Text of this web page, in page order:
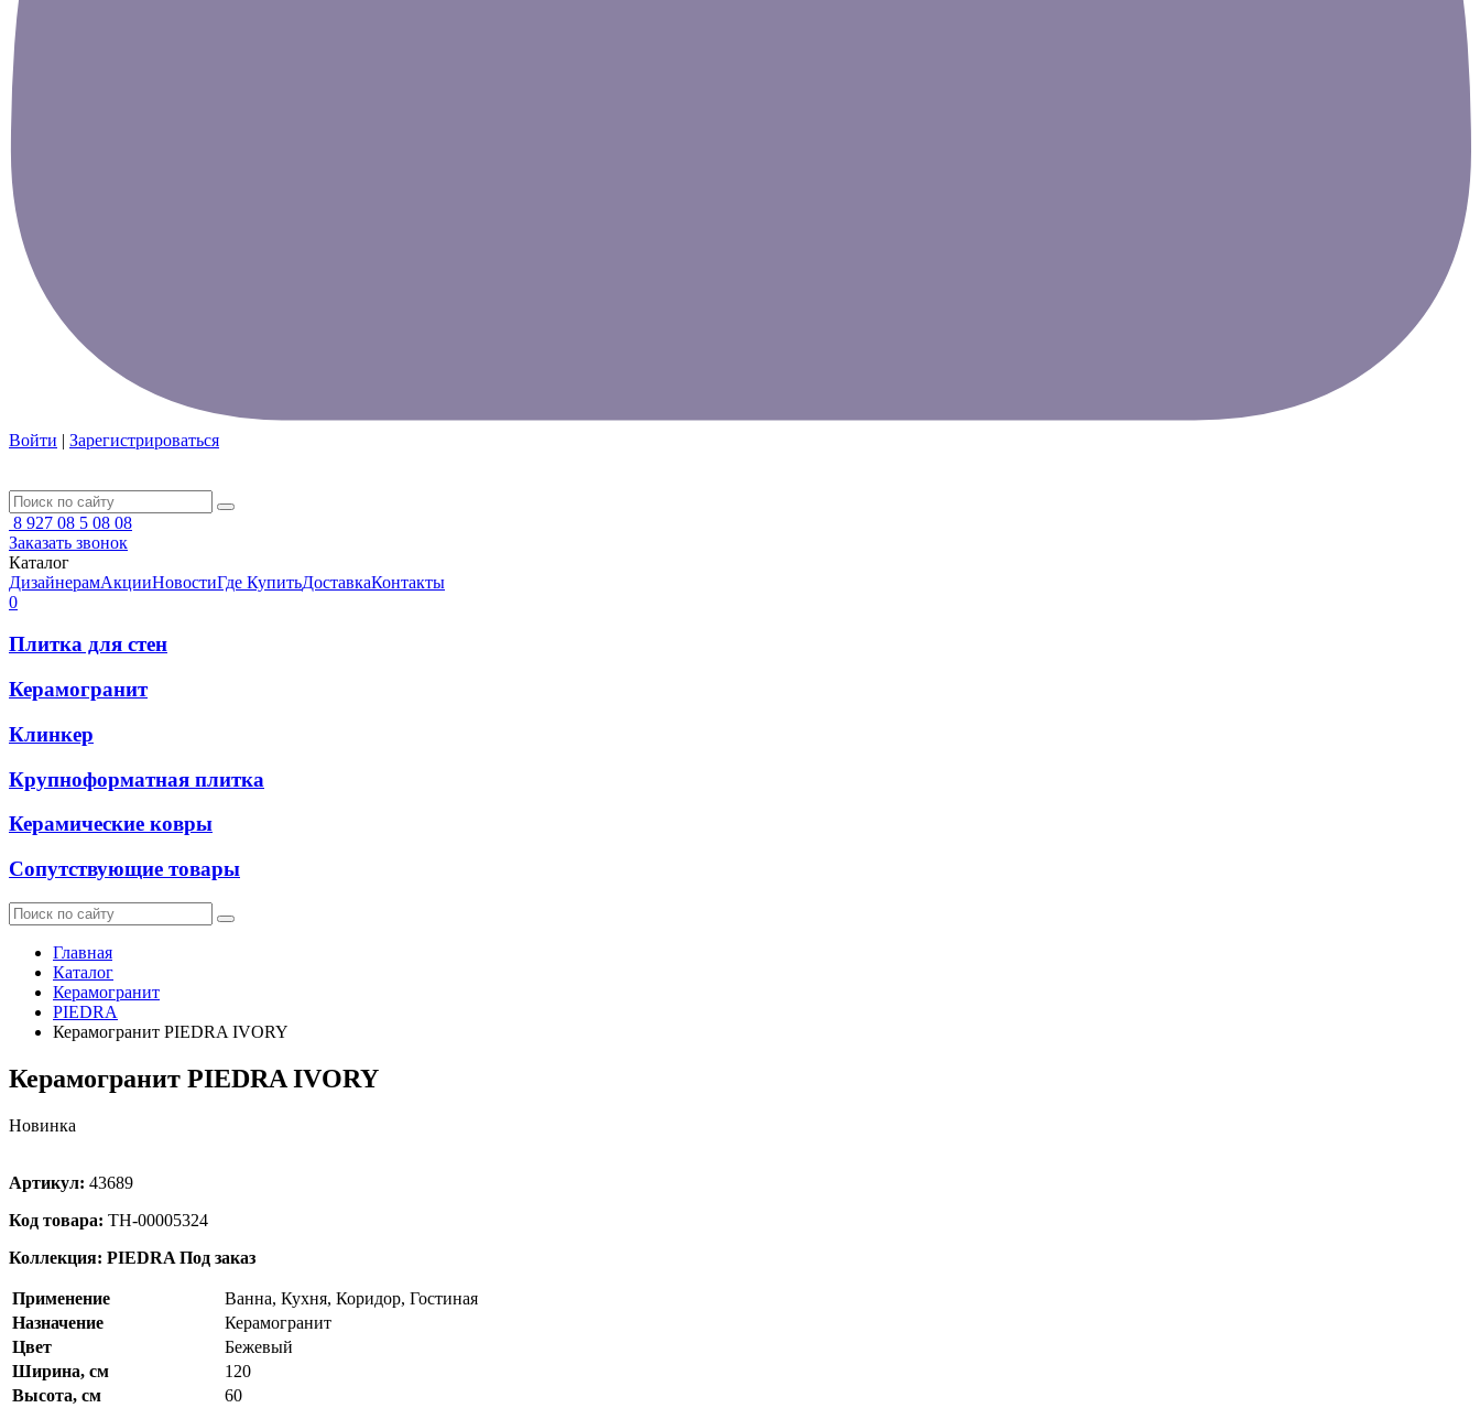
Войти | Зарегистрироваться
8 927 08 5 08 08
Заказать звонок
Каталог
ДизайнерамАкцииНовостиГде КупитьДоставкаКонтакты
0
Плитка для стен
Керамогранит
Клинкер
Крупноформатная плитка
Керамические ковры
Сопутствующие товары
Главная
Каталог
Керамогранит
PIEDRA
Керамогранит PIEDRA IVORY
Керамогранит PIEDRA IVORY
Новинка
Артикул: 43689
Код товара: ТН-00005324
Коллекция: PIEDRA Под заказ
Применение
Ванна, Кухня, Коридор, Гостиная
Назначение
Керамогранит
Цвет
Бежевый
Ширина, см
120
Высота, см
60